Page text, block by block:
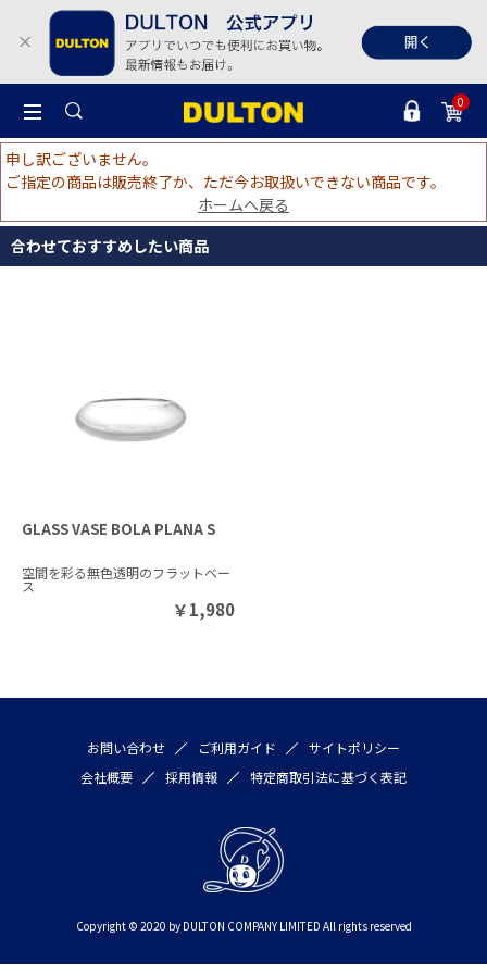
0
申し訳ございません。
ご指定の商品は販売終了か、ただ今お取扱いできない商品です。
ホームへ戻る
合わせておすすめしたい商品
GLASS VASE BOLA PLANA S
空間を彩る無色透明のフラットベー
ス
￥1,980
お問い合わせ ご利用ガイド
サイトポリシー
会社概要
採用情報 特定商取引法に基づく表記
Copyright © 2020 by DULTON COMPANY LIMITED All rights reserved